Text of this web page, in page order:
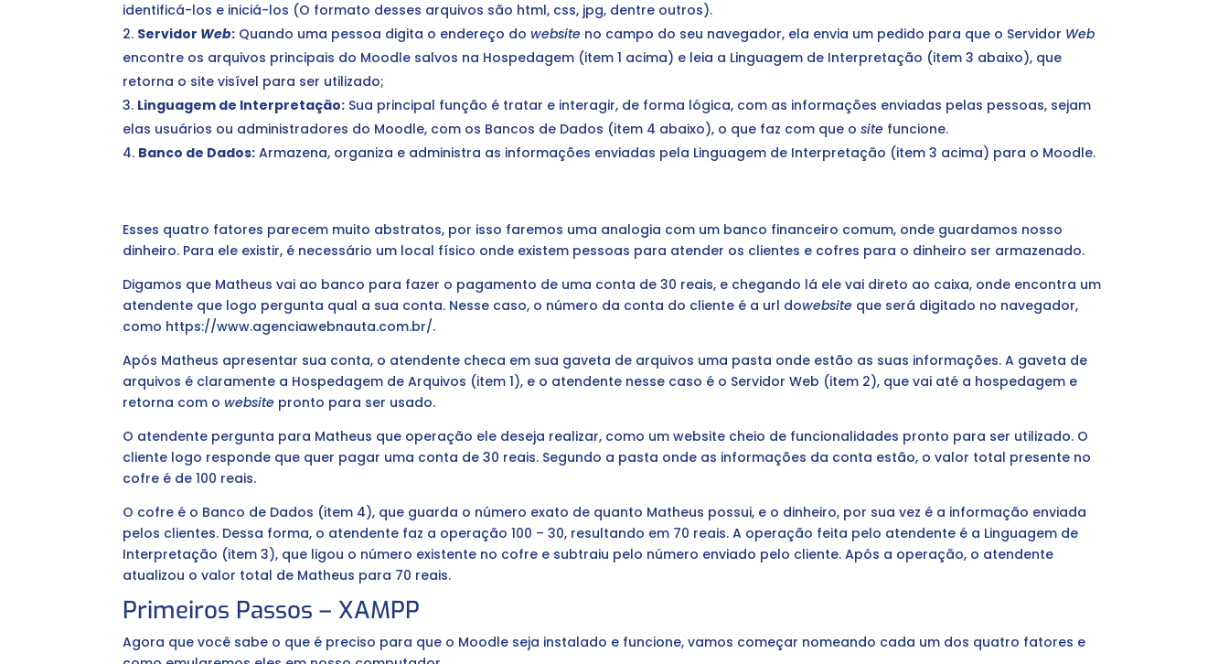
identificá-los e iniciá-los (O formato desses arquivos são html, css, jpg, dentre outros).
Servidor Web: Quando uma pessoa digita o endereço dowebsite no campo do seu navegador, ela envia um pedido para que o Servidor Web
encontre os arquivos principais do Moodle salvos na Hospedagem (item 1 acima) e leia a Linguagem de Interpretação (item 3 abaixo), que
retorna o site visível para ser utilizado;
Linguagem de Interpretação: Sua principal função é tratar e interagir, de forma lógica, com as informações enviadas pelas pessoas, sejam
elas usuários ou administradores do Moodle, com os Bancos de Dados (item 4 abaixo), o que faz com que osite funcione.
Banco de Dados: Armazena, organiza e administra as informações enviadas pela Linguagem de Interpretação (item 3 acima) para o Moodle.
Esses quatro fatores parecem muito abstratos, por isso faremos uma analogia com um banco financeiro comum, onde guardamos nosso
dinheiro. Para ele existir, é necessário um local físico onde existem pessoas para atender os clientes e cofres para o dinheiro ser armazenado.
Digamos que Matheus vai ao banco para fazer o pagamento de uma conta de 30 reais, e chegando lá ele vai direto ao caixa, onde encontra um
atendente que logo pergunta qual a sua conta. Nesse caso, o número da conta do cliente é a url dowebsite que será digitado no navegador,
como https://www.agenciawebnauta.com.br/.
Após Matheus apresentar sua conta, o atendente checa em sua gaveta de arquivos uma pasta onde estão as suas informações. A gaveta de
arquivos é claramente a Hospedagem de Arquivos (item 1), e o atendente nesse caso é o Servidor Web (item 2), que vai até a hospedagem e
retorna com owebsite pronto para ser usado.
O atendente pergunta para Matheus que operação ele deseja realizar, como um website cheio de funcionalidades pronto para ser utilizado. O
cliente logo responde que quer pagar uma conta de 30 reais. Segundo a pasta onde as informações da conta estão, o valor total presente no
cofre é de 100 reais.
O cofre é o Banco de Dados (item 4), que guarda o número exato de quanto Matheus possui, e o dinheiro, por sua vez é a informação enviada
pelos clientes. Dessa forma, o atendente faz a operação 100 – 30, resultando em 70 reais. A operação feita pelo atendente é a Linguagem de
Interpretação (item 3), que ligou o número existente no cofre e subtraiu pelo número enviado pelo cliente. Após a operação, o atendente
atualizou o valor total de Matheus para 70 reais.
Primeiros Passos – XAMPP
Agora que você sabe o que é preciso para que o Moodle seja instalado e funcione, vamos começar nomeando cada um dos quatro fatores e